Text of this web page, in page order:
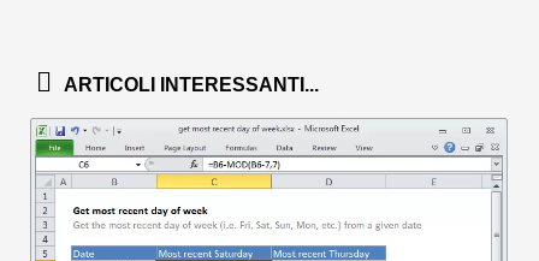
ARTICOLI INTERESSANTI...